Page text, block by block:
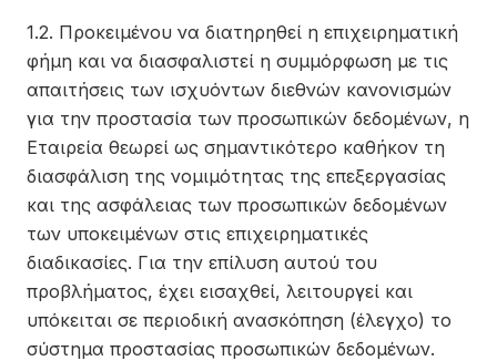
1.2. Προκειμένου να διατηρηθεί η επιχειρηματική
φήμη και να διασφαλιστεί η συμμόρφωση με τις
απαιτήσεις των ισχυόντων διεθνών κανονισμών
για την προστασία των προσωπικών δεδομένων, η
Εταιρεία θεωρεί ως σημαντικότερο καθήκον τη
διασφάλιση της νομιμότητας της επεξεργασίας
και της ασφάλειας των προσωπικών δεδομένων
των υποκειμένων στις επιχειρηματικές
διαδικασίες. Για την επίλυση αυτού του
προβλήματος, έχει εισαχθεί, λειτουργεί και
υπόκειται σε περιοδική ανασκόπηση (έλεγχο) το
σύστημα προστασίας προσωπικών δεδομένων.